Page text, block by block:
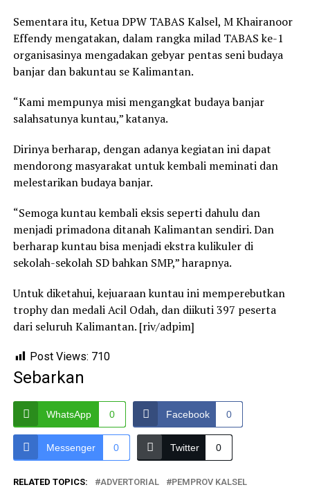
Sementara itu, Ketua DPW TABAS Kalsel, M Khairanoor
Effendy mengatakan, dalam rangka milad TABAS ke-1
organisasinya mengadakan gebyar pentas seni budaya
banjar dan bakuntau se Kalimantan.
“Kami mempunya misi mengangkat budaya banjar
salahsatunya kuntau,” katanya.
Dirinya berharap, dengan adanya kegiatan ini dapat
mendorong masyarakat untuk kembali meminati dan
melestarikan budaya banjar.
“Semoga kuntau kembali eksis seperti dahulu dan
menjadi primadona ditanah Kalimantan sendiri. Dan
berharap kuntau bisa menjadi ekstra kulikuler di
sekolah-sekolah SD bahkan SMP,” harapnya.
Untuk diketahui, kejuaraan kuntau ini memperebutkan
trophy dan medali Acil Odah, dan diikuti 397 peserta
dari seluruh Kalimantan. [riv/adpim]
Post Views: 710
Sebarkan
WhatsApp 0 Facebook 0
Messenger 0 Twitter 0
RELATED TOPICS: ADVERTORIAL PEMPROV KALSEL